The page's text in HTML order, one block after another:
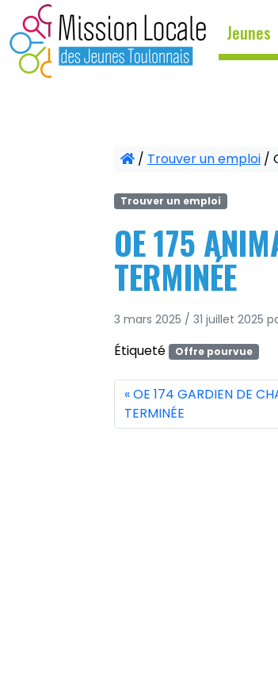
Jeunes
/ Trouver un emploi /
Trouver un emploi
OE 175
TERMINÉE
3 mars 2025 / 31 juillet 2025
Étiqueté Offre pourvue
OE 174 GARDIEN DE
TERMINÉE
Panneau de gestion des cookies